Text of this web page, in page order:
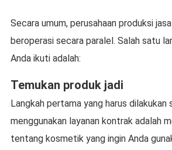
Secara umum, perusahaan produksi
beroperasi secara paralel. Salah satu
Anda ikuti adalah:
Temukan produk jadi
Langkah pertama yang harus dilakukan
menggunakan layanan kontrak adalah
tentang kosmetik yang ingin Anda